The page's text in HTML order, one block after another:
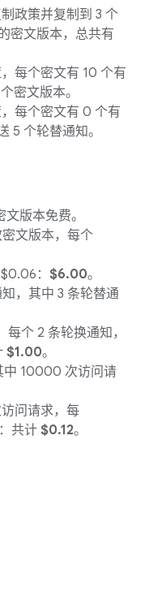
政策并复制到 3 个
密文版本，总共有
每个密文有 10 个有
密文版本。
每个密文有 0 个有
5 个轮替通知。
版本免费。
文版本，每个
： $6.00。
，其中 3 条轮替通
个 2 条轮换通知，
$1.00。
10000 次访问请
问请求，每
共计 $0.12。